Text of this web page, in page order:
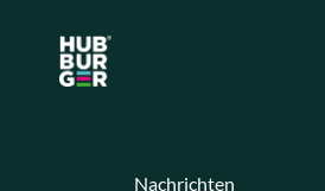
Nachrichten